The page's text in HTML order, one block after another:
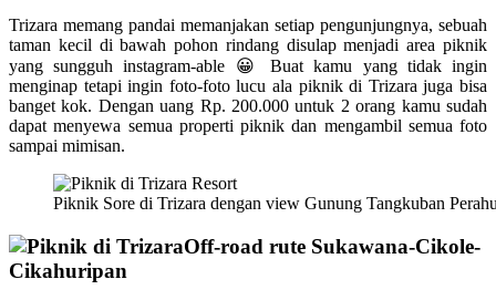
Trizara memang pandai memanjakan setiap pengunjungnya, sebuah
taman kecil di bawah pohon rindang disulap menjadi area piknik
yang sungguh instagram-able 😀 Buat kamu yang tidak ingin
menginap tetapi ingin foto-foto lucu ala piknik di Trizara juga bisa
banget kok. Dengan uang Rp. 200.000 untuk 2 orang kamu sudah
dapat menyewa semua properti piknik dan mengambil semua foto
sampai mimisan.
Piknik Sore di Trizara dengan view Gunung Tangkuban
Off-road rute Sukawana-Cikole-
Cikahuripan